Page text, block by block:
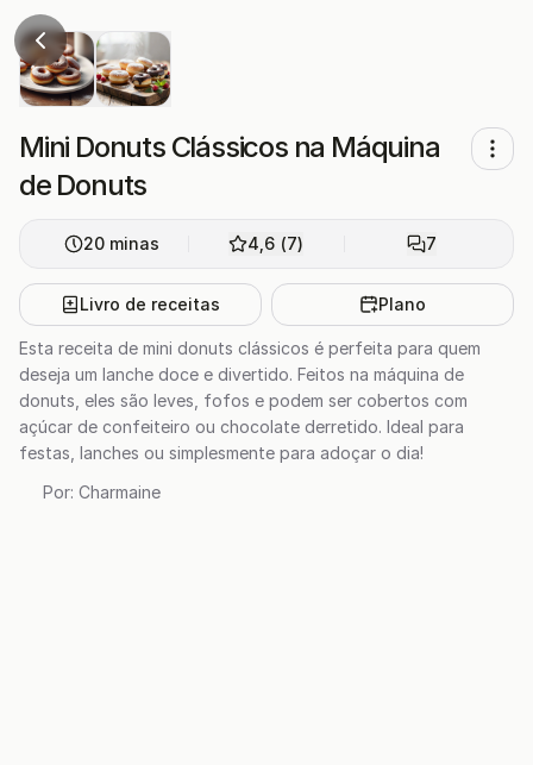
Mini Donuts Clássicos na Máquina
de Donuts
20 minas 4,6 (7) 7
Livro de receitas Plano
Esta receita de mini donuts clássicos é perfeita para quem
deseja um lanche doce e divertido. Feitos na máquina de
donuts, eles são leves, fofos e podem ser cobertos com
açúcar de confeiteiro ou chocolate derretido. Ideal para
festas, lanches ou simplesmente para adoçar o dia!
Por: Charmaine